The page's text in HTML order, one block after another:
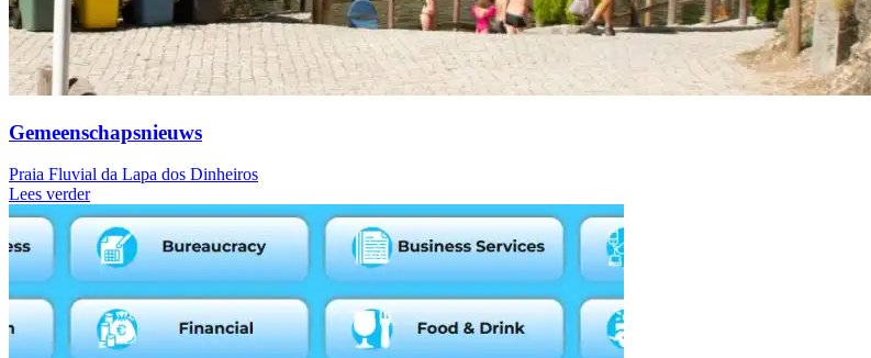
Gemeenschapsnieuws
Praia Fluvial da Lapa dos Dinheiros
Lees verder